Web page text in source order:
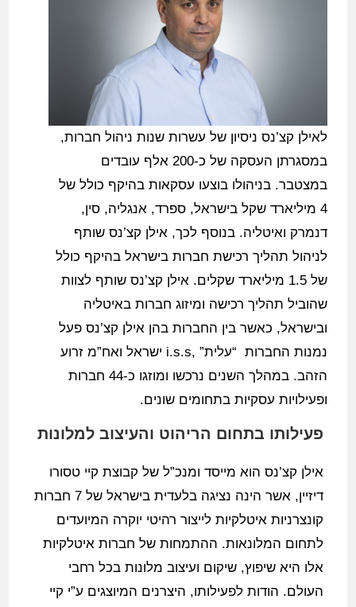
לאילן קצ’נס ניסיון של עשרות שנות ניהול חברות,
במסגרתן העסקה של כ-200 אלף עובדים
במצטבר. בניהולו בוצעו עסקאות בהיקף כולל של
4 מיליארד שקל בישראל, ספרד, אנגליה, סין,
דנמרק ואיטליה. בנוסף לכך, אילן קצ’נס שותף
לניהול תהליך רכישת חברות בישראל בהיקף כולל
של 1.5 מיליארד שקלים. אילן קצ’נס שותף לצוות
שהוביל תהליך רכישה ומיזוג חברות באיטליה
ובישראל, כאשר בין החברות בהן אילן קצ’נס פעל
נמנות החברות “עלית” ,i.s.s ישראל ואח”מ זרוע
הזהב. במהלך השנים נרכשו ומוזגו כ-44 חברות
ופעילויות עסקיות בתחומים שונים.
פעילותו בתחום הריהוט והעיצוב למלונות
אילן קצ’נס הוא מייסד ומנכ”ל של קבוצת קיי טסורו
דיזיין, אשר הינה נציגה בלעדית בישראל של 7 חברות
קונצרניות איטלקיות לייצור רהיטי יוקרה המיועדים
לתחום המלונאות. ההתמחות של חברות איטלקיות
אלו היא שיפוץ, שיקום ועיצוב מלונות בכל רחבי
העולם. הודות לפעילותו, היצרנים המיוצגים ע”י קיי